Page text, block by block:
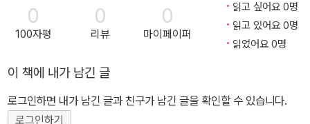
0
100자평
0
리뷰
0
마이페이퍼
읽고 싶어요 0명
읽고 있어요 0명
읽었어요 0명
이 책에 내가 남긴 글
로그인하면 내가 남긴 글과 친구가 남긴 글을 확인할 수 있습니다.
로그인하기